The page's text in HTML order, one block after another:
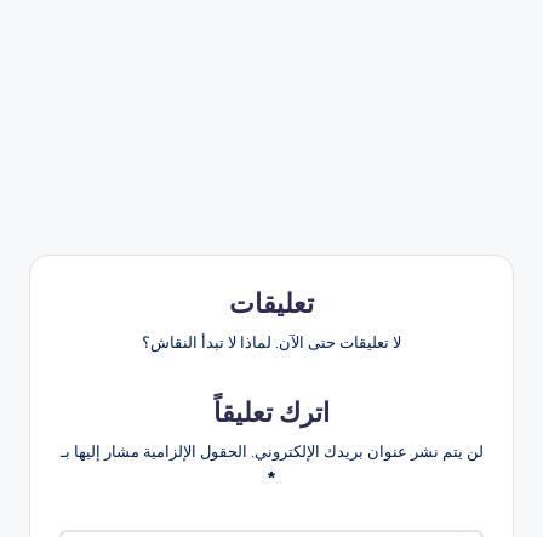
تعليقات
لا تعليقات حتى الآن. لماذا لا تبدأ النقاش؟
اترك تعليقاً
لن يتم نشر عنوان بريدك الإلكتروني. الحقول الإلزامية مشار إليها بـ
*